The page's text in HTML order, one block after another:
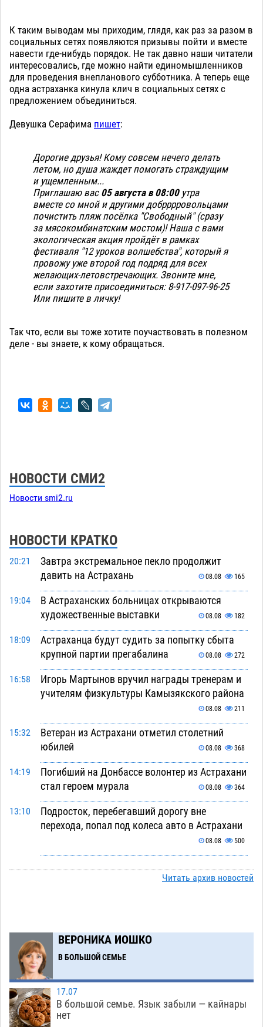
К таким выводам мы приходим, глядя, как раз за разом в
социальных сетях появляются призывы пойти и вместе
навести где-нибудь порядок. Не так давно наши читатели
интересовались, где можно найти единомышленников
для проведения внепланового субботника. А теперь еще
одна астраханка кинула клич в социальных сетях с
предложением объединиться.
Девушка Серафима пишет:
Дорогие друзья! Кому совсем нечего делать
летом, но душа жаждет помогать страждущим
и ущемленным...
Приглашаю вас 05 августа в 08:00утра
вместе со мной и другими добрррровольцами
почистить пляж посёлка "Свободный" (сразу
за мясокомбинатским мостом)!Наша с вами
экологическая акция пройдёт в рамках
фестиваля "12 уроков волшебства", который я
провожу уже второй год подряд для всех
желающих-летовстречающих. Звоните мне,
если захотите присоединиться: 8-917-097-96-25
Или пишите в личку!
Так что, если вы тоже хотите поучаствовать в полезном
деле - вы знаете, к кому обращаться.
НОВОСТИ СМИ2
Новости smi2.ru
НОВОСТИ КРАТКО
20:21
Завтра экстремальное пекло продолжит
давить на Астрахань
08.08 165
19:04
В Астраханских больницах открываются
художественные выставки
08.08 182
18:09
Астраханца будут судить за попытку сбыта
крупной партии прегабалина
08.08 272
16:58
Игорь Мартынов вручил награды тренерам и
учителям физкультуры Камызякского района
08.08 211
15:32
Ветеран из Астрахани отметил столетний
юбилей
08.08 368
14:19
Погибший на Донбассе волонтер из Астрахани
стал героем мурала
08.08 364
13:10
Подросток, перебегавший дорогу вне
перехода, попал под колеса авто в Астрахани
08.08 500
получить зарплату за честный труд
гандболисты крупно проиграли пермякам
09:00
Лидеры чеченской диаспоры в Астрахани
осудили выходку молодого лихача с улицы
Никольской
08.08 705
Читать архив новостей
ВЕРОНИКА ИОШКО
В БОЛЬШОЙ СЕМЬЕ
17.07
В большой семье. Язык забыли — кайнары
нет